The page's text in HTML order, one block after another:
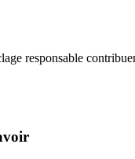
responsable